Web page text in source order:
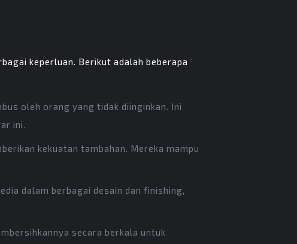
keperluan. Berikut adalah beberapa
oleh orang yang tidak diinginkan. Ini
ini.
kekuatan tambahan. Mereka mampu
dalam berbagai desain dan finishing,
secara berkala untuk